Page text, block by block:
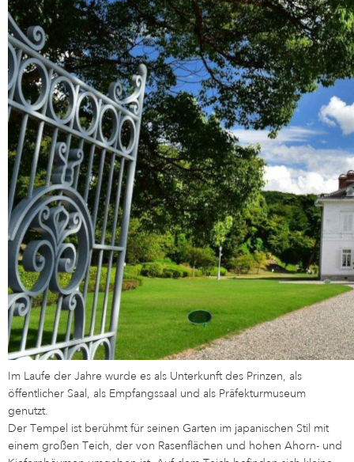
Im Laufe der Jahre wurde es als Unterkunft des Prinzen, als
öffentlicher Saal, als Empfangssaal und als Präfekturmuseum
genutzt.
Der Tempel ist berühmt für seinen Garten im japanischen Stil mit
einem großen Teich, der von Rasenflächen und hohen Ahorn- und